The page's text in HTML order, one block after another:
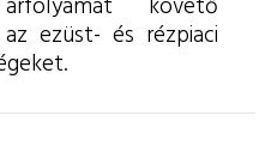
követő
ezüst- és rézpiaci